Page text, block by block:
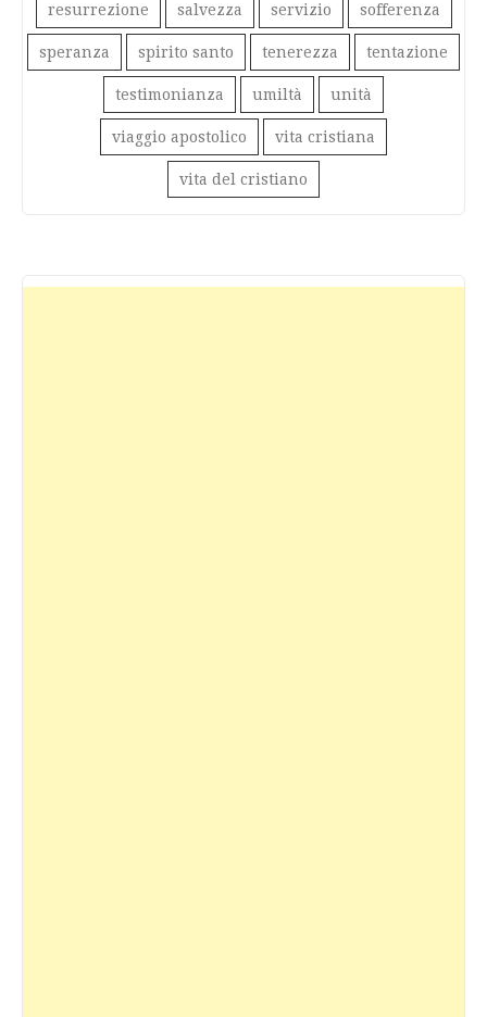
resurrezione salvezza servizio sofferenza
speranza spirito santo tenerezza tentazione
testimonianza umiltà unità
viaggio apostolico vita cristiana
vita del cristiano